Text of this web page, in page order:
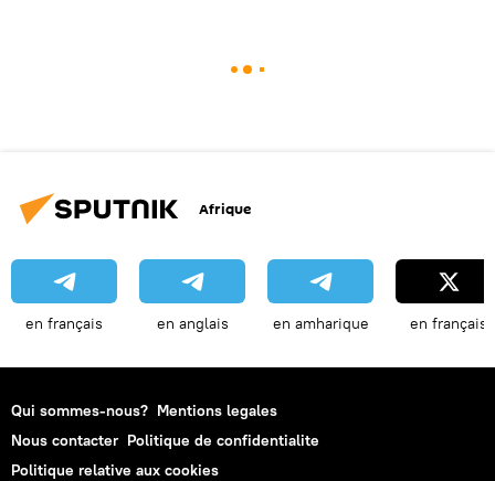
Afrique
en français en anglais en amharique en français
Qui sommes-nous? Mentions legales
Nous contacter Politique de confidentialite
Politique relative aux cookies